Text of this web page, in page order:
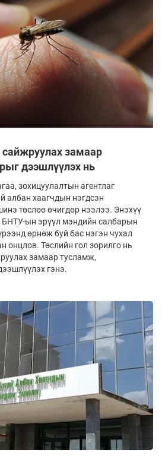
замаар
дээшлүүлэх нь
зохицуулалтын агентлаг
албан хаагчдын нэгдсэн
төслөө өчигдөр нээлээ. Энэхүү
ын эрүүл мэндийн салбарын
өрнөж буй бас нэгэн чухал
онцлов. Төслийн гол зорилго нь
замаар тусламж,
гэнэ.